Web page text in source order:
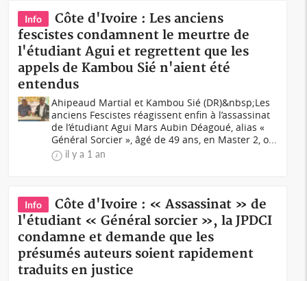
Info
Côte d'Ivoire : Les anciens
fescistes condamnent le meurtre de
l'étudiant Agui et regrettent que les
appels de Kambou Sié n'aient été
entendus
Ahipeaud Martial et Kambou Sié (DR)&nbsp;Les
anciens Fescistes réagissent enfin à l’assassinat
de l’étudiant Agui Mars Aubin Déagoué, alias «
Général Sorcier », âgé de 49 ans, en Master 2, o...
il y a 1 an
Info
Côte d'Ivoire : « Assassinat » de
l'étudiant « Général sorcier », la JPDCI
condamne et demande que les
présumés auteurs soient rapidement
traduits en justice